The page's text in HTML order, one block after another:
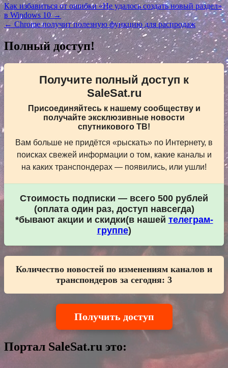
Навигация
по
записям
Как избавиться от ошибки «Не удалось создать новый раздел»
в Windows 10 →
← Chrome получит полезную функцию для распродаж
Полный доступ!
Получите полный доступ к
SaleSat.ru
Присоединяйтесь к нашему сообществу и
получайте эксклюзивные новости
спутникового ТВ!
Вам больше не придётся «рыскать» по Интернету, в
поисках свежей информации о том, какие каналы и
на каких транспондерах — появились, или ушли!
Стоимость подписки — всего 500 рублей
(оплата один раз, доступ навсегда)
*бывают акции и скидки(в нашей телеграм-
группе)
Количество новостей по изменениям каналов и
транспондеров за сегодня: 3
Получить доступ
Портал SaleSat.ru это: